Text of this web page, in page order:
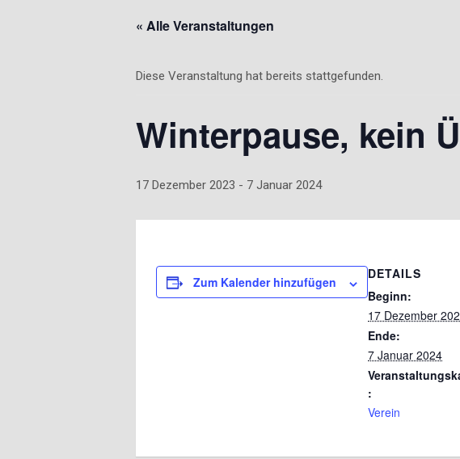
« Alle Veranstaltungen
Diese Veranstaltung hat bereits stattgefunden.
Winterpause, kein
17 Dezember 2023 - 7 Januar 2024
Zum Kalender hinzufügen
DETAILS
Beginn:
17 Dezember
Ende:
7 Januar 2024
:
Verein